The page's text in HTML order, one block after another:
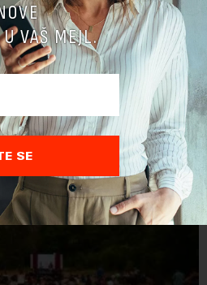
VAŠ MEJL.
SE